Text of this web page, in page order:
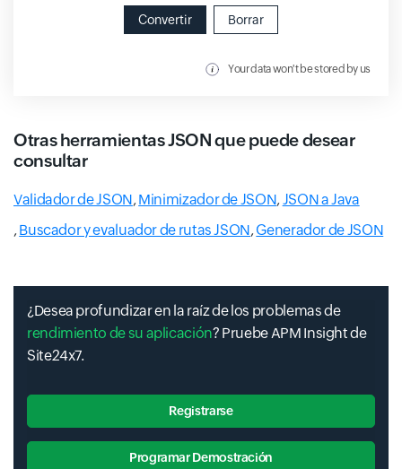
Convertir Borrar
Your data won't be stored by us
Otras herramientas JSON que puede desear
consultar
Validador de JSON,Minimizador de JSON,JSON a Java
,Buscador y evaluador de rutas JSON,Generador de JSON
¿Desea profundizar en la raíz de los problemas de
rendimiento de su aplicación? Pruebe APM Insight de
Site24x7.
Registrarse
Programar Demostración